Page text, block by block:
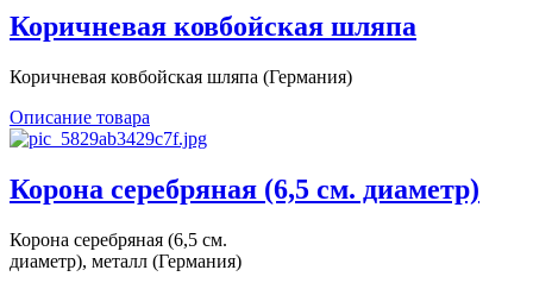
Коричневая ковбойская шляпа
Коричневая ковбойская шляпа (Германия)
Описание товара
Корона серебряная (6,5 см. диаметр)
Корона серебряная (6,5 см.
диаметр), металл (Германия)